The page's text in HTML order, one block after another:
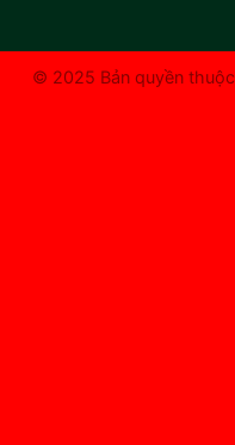
© 2025 Bản quyền thuộc